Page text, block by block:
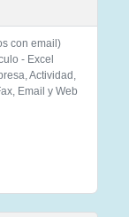
con email)
- Excel
Actividad,
Email y Web